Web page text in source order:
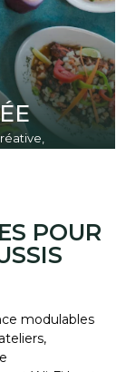
POUR
modulables